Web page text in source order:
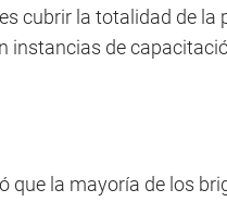
cubrir la totalidad de la
instancias de
que la mayoría de los